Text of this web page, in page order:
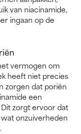
van niacinamide,
ingaan op de
vermogen om
heeft niet precies
zorgen dat poriën
een
zorgt ervoor dat
onzuiverheden